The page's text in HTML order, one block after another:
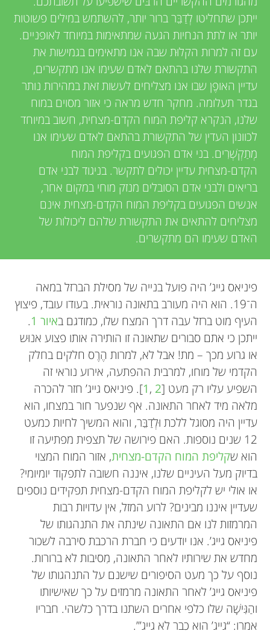
n
g
M
n
d
s
e
w
e
r
s
ייתכן שתחליטו לְדַבֵּר ברור יותר, להשתמש במילים פשוטות
יותר או לתת הנחיות הגעה שמתאימות במיוחד לאופניים.
עם זה למרות הקלוּת שבה אנו מתאימים בגמישות את
התקשורת שלנו בהתאם לאדם שעימו אנו מתקשרים,
עדיין האופֶן שבו אנו מצליחים לעשות זאת במהירות נותר
בגדר תעלומה. מחקר חדש מראה כי אזור מסוים במוח
שלנו, הנקרא קליפת המוח הקדם-מצחית, חשוב במיוחד
לכוונון העדין של התקשורת בהתאם לאדם שעימו אנו
מְתַקְשְׁרִים. בני אדם הפגועים בקליפת המוח
הקדם-מצחית עדיין יכולים לתקשר. בניגוד לבני אדם
בריאים ולבני אדם הסובלים מנזק מוחי במקום אחר,
אנשים הפגועים בקליפת המוח הקדם-מצחית אינם
מצליחים להתאים את התקשורת שלהם ליכולות של
האדם שעימו הם מתקשרים.
פיניאס גייג’ היה פועל בנייה של מסילת הברזל במאה
ה־19. הוא היה מעורב בתאונה נוראית. בעודו עובד, פיצוץ
העיף מוט ברזל עבה דרך המצח שלו, כמודגם באיור 1
.
ייתכן כי אתם סבורים שתאונה זו הותירה אותו פצוע אנוּש
או גרוע מכך – מת! אבל לא, למרות הֶרֶס חלקים בחלק
הקדמי של מוחו, למרבית ההפתעה, אירוע נוראי זה
השפיע עליו רק מעט [2
,
1]. פיניאס גייג’ חזר להכרה
מלאה מיד לאחר התאונה. אף שנפער חור במצחו, הוא
עדיין היה מסוגל ללכת וּלְדַבֵּר, והוא המשיך לחיות כמעט
12 שנים נוספות. האם פירושה של תצפית מפתיעה זו
הוא שקליפת המוח הקדם-מצחית, אזור המוח המצוי
בדיוק מעל העיניים שלנו, איננה חשובה לתפקוד יומיומי?
או אולי יש לקליפת המוח הקדם-מצחית תפקידים נוספים
שעדיין איננו מבינים? לרוע המזל, אין עדויות רבות
המרמזות לנו אם התאונה שינתה את התנהגותו של
פיניאס גייג’. אנו יודעים כי חברת הרכבת סירבה לשכור
מחדש את שירותיו לאחר התאונה, מִסיבות לא ברורות.
נוסף על כך מעט הסיפורים שישנם על התנהגותו של
פיניאס גייג’ לאחר התאונה מרמזים על כך שאישיותו
והַגִּישָׁה שלו כלפי אחרים השתנו בדרך כלשהי. חבריו
אמרו: “גייג’ הוא כבר לא גייג”’.